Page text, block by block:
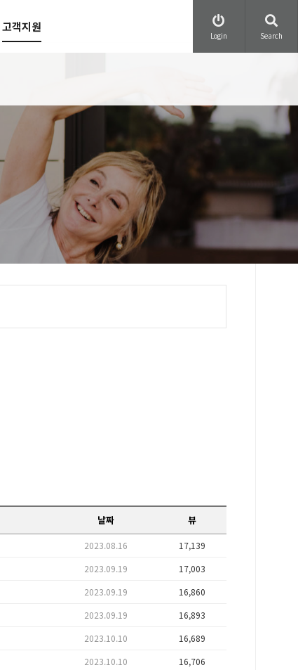
고객지원
Login Search
날짜 뷰
2023.08.16
17,139
2023.09.19
17,003
2023.09.19
16,860
2023.09.19
16,893
2023.10.10
16,689
2023.10.10
16,706